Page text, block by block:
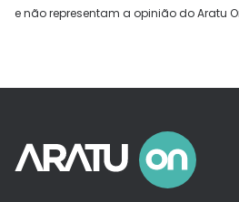
e não representam a opinião do Aratu